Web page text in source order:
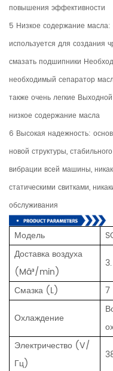
повышения эффективности
5 Низкое содержание
используется для создания
смазать подшипники
необходимый сепаратор
также очень легкие
низкое содержание масла
6 Высокая надежность:
новой структуры,
вибрации всей машины,
статическими свитками,
обслуживания
Модель
Доставка воздуха
(Mâ³/min)
Смазка (L)
7
Охлаждение
Электричество (V/
Гц)